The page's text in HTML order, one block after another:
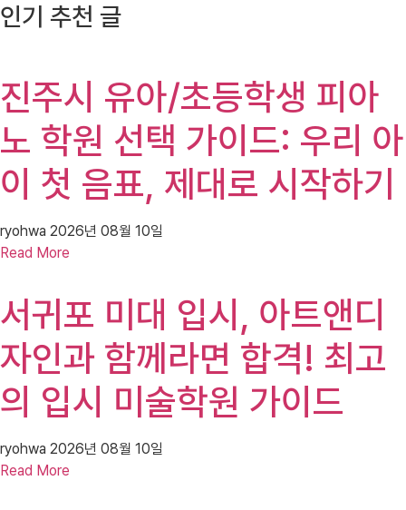
인기 추천 글
진주시 유아/초등학생 피아
노 학원 선택 가이드: 우리 아
이 첫 음표, 제대로 시작하기
ryohwa 2026년 08월 10일
Read More
서귀포 미대 입시, 아트앤디
자인과 함께라면 합격! 최고
의 입시 미술학원 가이드
ryohwa 2026년 08월 10일
Read More